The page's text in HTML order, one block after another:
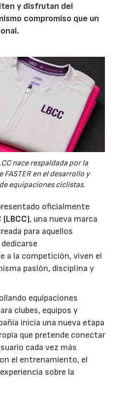
y disfrutan del
compromiso que un
nace respaldada por la
FASTER en el desarrollo y
equipaciones ciclistas.
oficialmente
(LBCC), una nueva marca
para aquellos
a la competición, viven el
pasión, disciplina y
equipaciones
clubes, equipos y
inicia una nueva etapa
que pretende conectar
cada vez más
el entrenamiento, el
sobre la